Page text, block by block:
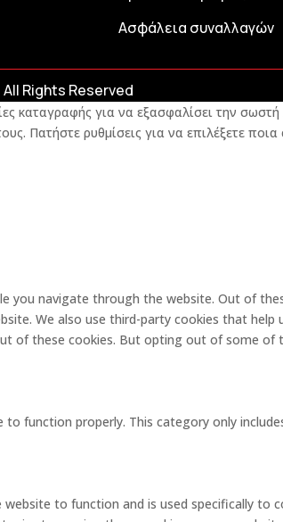
Ασφάλεια συναλλαγών
Rights Reserved
καταγραφής για να εξασφαλίσει την
Πατήστε ρυθμίσεις για να επιλέξετε
you navigate through the website. Out of
We also use third-party cookies that
of these cookies. But opting out of some of
function properly. This category only
to function and is used specifically